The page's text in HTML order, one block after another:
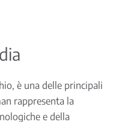
è una delle principali
rappresenta la
e della